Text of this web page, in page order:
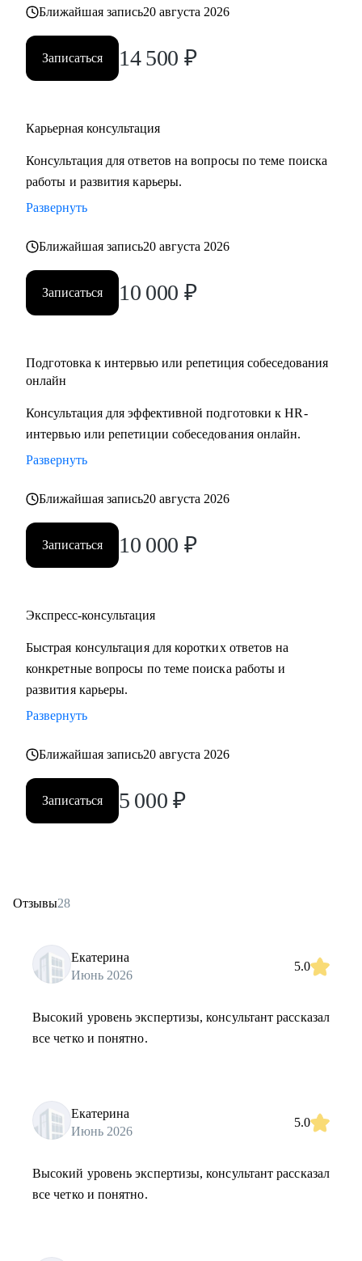
• часто меняли работу;
• захотели вернуться из фриланса, своего бизнеса в найм;
• хотите сменить профессию, но не знаете, как грамотно
построить поиск работы.
Ближайшая запись20 августа 2026
Записаться 14 500 ₽
Карьерная консультация
Консультация для ответов на вопросы по теме поиска
работы и развития карьеры.
Развернуть
Ближайшая запись20 августа 2026
Записаться 10 000 ₽
Подготовка к интервью или репетиция собеседования
онлайн
Консультация для эффективной подготовки к HR-
интервью или репетиции собеседования онлайн.
Развернуть
Ближайшая запись20 августа 2026
Записаться 10 000 ₽
Экспресс-консультация
Быстрая консультация для коротких ответов на
конкретные вопросы по теме поиска работы и
развития карьеры.
Развернуть
Ближайшая запись20 августа 2026
Записаться 5 000 ₽
Отзывы28
Екатерина
Июнь 2026
5.0
Высокий уровень экспертизы, консультант рассказал
все четко и понятно.
Екатерина
Июнь 2026
5.0
Высокий уровень экспертизы, консультант рассказал
все четко и понятно.